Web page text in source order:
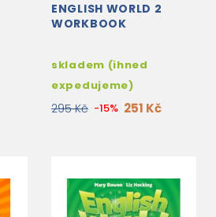
ENGLISH WORLD 2
WORKBOOK
skladem (ihned
expedujeme)
295 Kč -15% 251 Kč